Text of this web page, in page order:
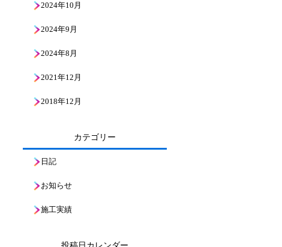
2024年10月
2024年9月
2024年8月
2021年12月
2018年12月
カテゴリー
日記
お知らせ
施工実績